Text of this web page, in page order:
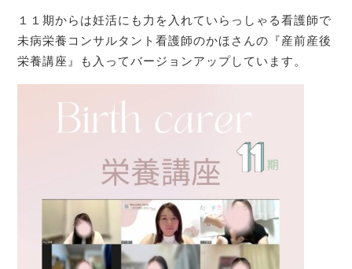
１１期からは妊活にも力を入れていらっしゃる看護師で
未病栄養コンサルタント看護師のかほさんの『産前産後
栄養講座』も入ってバージョンアップしています。